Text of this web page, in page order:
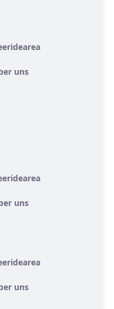
uns
uns
uns